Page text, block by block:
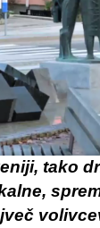
tako